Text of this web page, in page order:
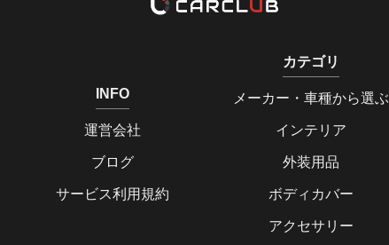
INFO
運営会社
ブログ
サービス利用規約
カテゴリ
メーカー・車種から選ぶ
インテリア
外装用品
ボディカバー
アクセサリー